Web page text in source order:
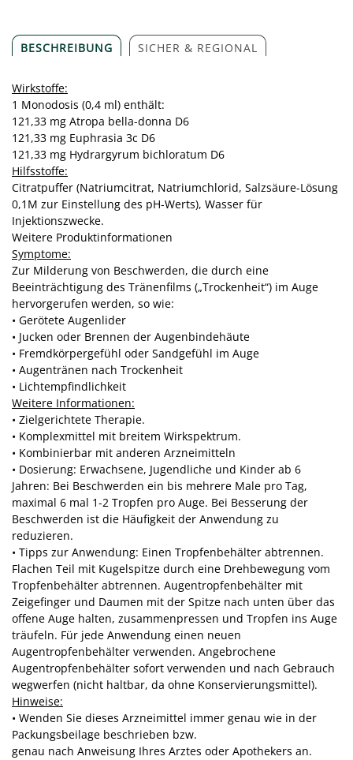
BESCHREIBUNG SICHER & REGIONAL
Wirkstoffe:
1 Monodosis (0,4 ml) enthält:
121,33 mg Atropa bella-donna D6
121,33 mg Euphrasia 3c D6
121,33 mg Hydrargyrum bichloratum D6
Hilfsstoffe:
Citratpuffer (Natriumcitrat, Natriumchlorid, Salzsäure-Lösung
0,1M zur Einstellung des pH-Werts), Wasser für
Injektionszwecke.
Weitere Produktinformationen
Symptome:
Zur Milderung von Beschwerden, die durch eine
Beeinträchtigung des Tränenfilms („Trockenheit“) im Auge
hervorgerufen werden, so wie:
• Gerötete Augenlider
• Jucken oder Brennen der Augenbindehäute
• Fremdkörpergefühl oder Sandgefühl im Auge
• Augentränen nach Trockenheit
• Lichtempfindlichkeit
Weitere Informationen:
• Zielgerichtete Therapie.
• Komplexmittel mit breitem Wirkspektrum.
• Kombinierbar mit anderen Arzneimitteln
• Dosierung: Erwachsene, Jugendliche und Kinder ab 6
Jahren: Bei Beschwerden ein bis mehrere Male pro Tag,
maximal 6 mal 1-2 Tropfen pro Auge. Bei Besserung der
Beschwerden ist die Häufigkeit der Anwendung zu
reduzieren.
• Tipps zur Anwendung: Einen Tropfenbehälter abtrennen.
Flachen Teil mit Kugelspitze durch eine Drehbewegung vom
Tropfenbehälter abtrennen. Augentropfenbehälter mit
Zeigefinger und Daumen mit der Spitze nach unten über das
offene Auge halten, zusammenpressen und Tropfen ins Auge
träufeln. Für jede Anwendung einen neuen
Augentropfenbehälter verwenden. Angebrochene
Augentropfenbehälter sofort verwenden und nach Gebrauch
wegwerfen (nicht haltbar, da ohne Konservierungsmittel).
Hinweise:
• Wenden Sie dieses Arzneimittel immer genau wie in der
Packungsbeilage beschrieben bzw.
genau nach Anweisung Ihres Arztes oder Apothekers an.